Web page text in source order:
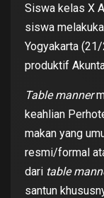
Siswa kelas X
siswa
Yogyakarta
produktif
Table manner
keahlian
makan yang
resmi/formal
dari table
santun